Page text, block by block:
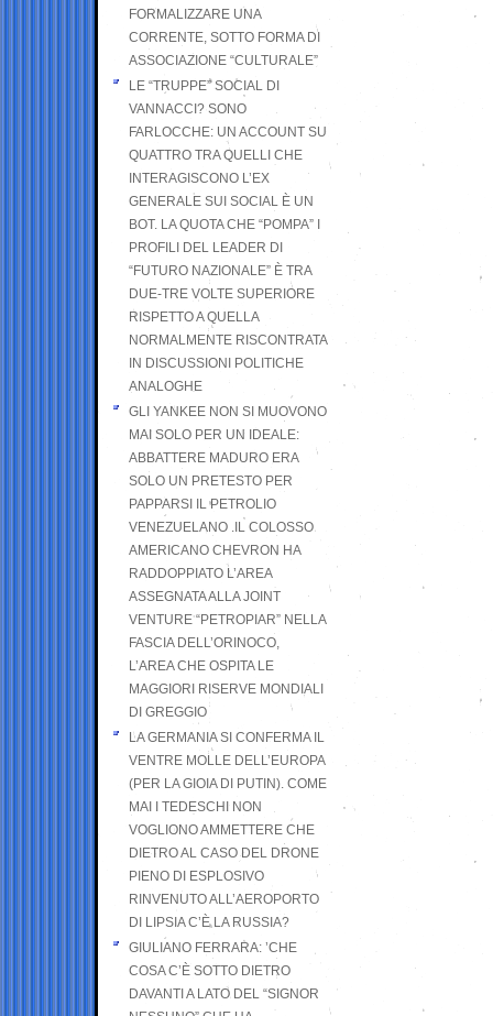
FORMALIZZARE UNA
CORRENTE, SOTTO FORMA DI
ASSOCIAZIONE “CULTURALE”
LE “TRUPPE” SOCIAL DI
VANNACCI? SONO
FARLOCCHE: UN ACCOUNT SU
QUATTRO TRA QUELLI CHE
INTERAGISCONO L’EX
GENERALE SUI SOCIAL È UN
BOT. LA QUOTA CHE “POMPA” I
PROFILI DEL LEADER DI
“FUTURO NAZIONALE” È TRA
DUE-TRE VOLTE SUPERIORE
RISPETTO A QUELLA
NORMALMENTE RISCONTRATA
IN DISCUSSIONI POLITICHE
ANALOGHE
GLI YANKEE NON SI MUOVONO
MAI SOLO PER UN IDEALE:
ABBATTERE MADURO ERA
SOLO UN PRETESTO PER
PAPPARSI IL PETROLIO
VENEZUELANO .IL COLOSSO
AMERICANO CHEVRON HA
RADDOPPIATO L’AREA
ASSEGNATA ALLA JOINT
VENTURE “PETROPIAR” NELLA
FASCIA DELL’ORINOCO,
L’AREA CHE OSPITA LE
MAGGIORI RISERVE MONDIALI
DI GREGGIO
LA GERMANIA SI CONFERMA IL
VENTRE MOLLE DELL’EUROPA
(PER LA GIOIA DI PUTIN). COME
MAI I TEDESCHI NON
VOGLIONO AMMETTERE CHE
DIETRO AL CASO DEL DRONE
PIENO DI ESPLOSIVO
RINVENUTO ALL’AEROPORTO
DI LIPSIA C’È LA RUSSIA?
GIULIANO FERRARA: ’CHE
COSA C’È SOTTO DIETRO
DAVANTI A LATO DEL “SIGNOR